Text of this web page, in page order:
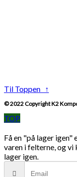
Til Toppen ↑
© 2022 Copyright K2
TOP
Få en "på lager igen"
varen i felterne, og
lager igen.